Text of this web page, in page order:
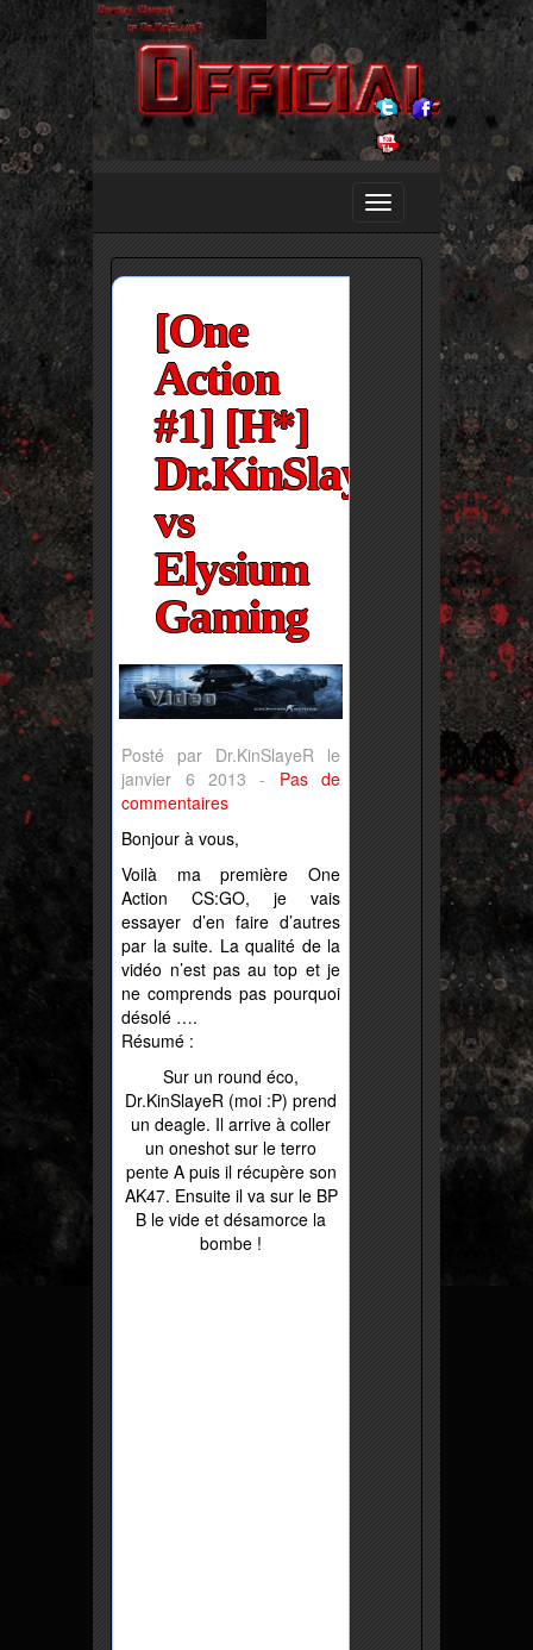
[One
Action
#1] [H*]
Dr.KinSlayeR
vs
Elysium
Gaming
Posté par Dr.KinSlayeR le
janvier 6 2013 - Pas de
commentaires
Bonjour à vous,
Voilà ma première One
Action CS:GO, je vais
essayer d’en faire d’autres
par la suite. La qualité de la
vidéo n’est pas au top et je
ne comprends pas pourquoi
désolé ….
Résumé :
Sur un round éco,
Dr.KinSlayeR (moi :P) prend
un deagle. Il arrive à coller
un oneshot sur le terro
pente A puis il récupère son
AK47. Ensuite il va sur le BP
B le vide et désamorce la
bombe !